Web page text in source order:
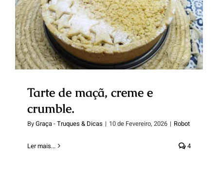
Tarte de maçã, creme e crumble.
Tarte de maçã, creme e
crumble.
ByGraça - Truques & Dicas | 10 de Fevereiro, 2026 | Robot
Ler mais... 4